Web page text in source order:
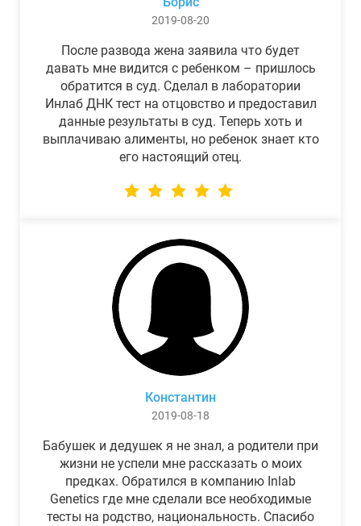
2019-08-20
После развода жена заявила что будет
давать мне видится с ребенком – пришлось
обратится в суд. Сделал в лаборатории
Инлаб ДНК тест на отцовство и предоставил
данные результаты в суд. Теперь хоть и
выплачиваю алименты, но ребенок знает кто
его настоящий отец.
Константин
2019-08-18
Бабушек и дедушек я не знал, а родители при
жизни не успели мне рассказать о моих
предках. Обратился в компанию Inlab
Genetics где мне сделали все необходимые
тесты на родство, национальность. Спасибо